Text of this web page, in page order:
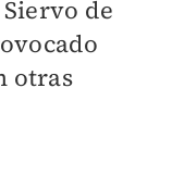
de
otras